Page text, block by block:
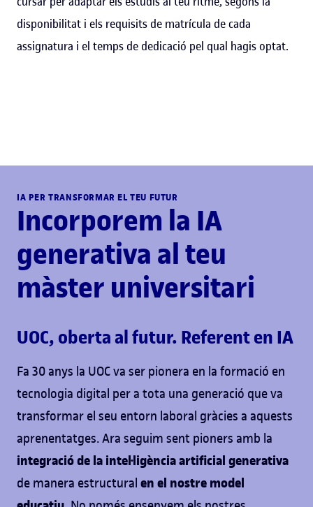
disponibilitat i els requisits de matrícula de cada
assignatura i el temps de dedicació pel qual hagis optat.
IA PER TRANSFORMAR EL TEU FUTUR
Incorporem la IA
generativa al teu
màster universitari
UOC, oberta al futur. Referent en IA
Fa 30 anys la UOC va ser pionera en la formació en
tecnologia digital per a tota una generació que va
transformar el seu entorn laboral gràcies a aquests
aprenentatges. Ara seguim sent pioners amb la
integració de la intel·ligència artificial generativa
de manera estructural en el nostre model